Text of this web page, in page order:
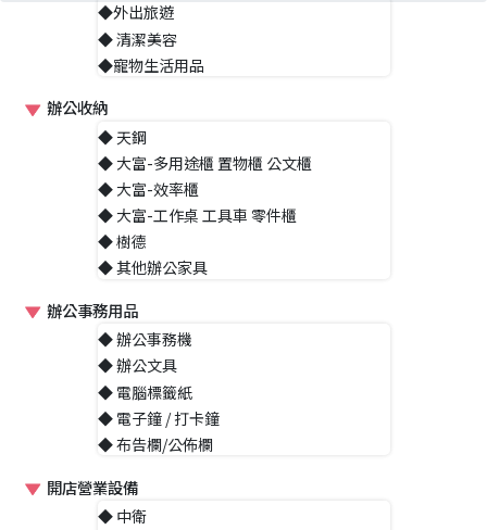
◆外出旅遊
◆ 清潔美容
◆寵物生活用品
辦公收納
◆ 天鋼
◆ 大富-多用途櫃 置物櫃 公文櫃
◆ 大富-效率櫃
◆ 大富-工作桌 工具車 零件櫃
◆ 樹德
◆ 其他辦公家具
辦公事務用品
◆ 辦公事務機
◆ 辦公文具
◆ 電腦標籤紙
◆ 電子鐘 / 打卡鐘
◆ 布告欄/公佈欄
開店營業設備
◆ 中衛